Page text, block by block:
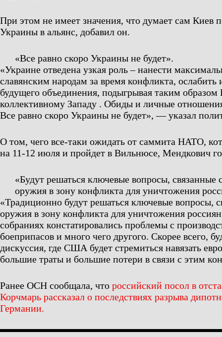
При этом не имеет значения, что думает сам Киев
Украины в альянс, добавил он.
«Все равно скоро Украины не будет».
«Украине отведена узкая роль – нанести
славянским народам за время конфликта, ослабить
будущего объединения, подыгрывая таким
коллективному Западу . Обиды и личные
Все равно скоро Украины не будет», — указал
О том, чего все-таки ожидать от саммита НАТО,
на 11-12 июля и пройдет в Вильнюсе, Мендкович
«Будут решаться ключевые вопросы, связанные
оружия в зону конфликта для уничтожения
«Традиционно будут решаться ключевые вопросы,
оружия в зону конфликта для уничтожения
собраниях констатировались проблемы с
боеприпасов и много чего другого. Скорее всего,
дискуссия, где США будет стремиться навязать
большие траты и большие потери в связи с этим
Ранее ОСН сообщала, что российский посол в
Корчмарь рассказал о последствиях разрыва
Германии.